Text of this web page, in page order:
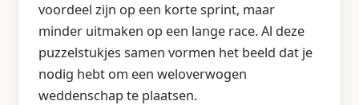
voordeel zijn op een korte sprint, maar
minder uitmaken op een lange race. Al deze
puzzelstukjes samen vormen het beeld dat je
nodig hebt om een weloverwogen
weddenschap te plaatsen.